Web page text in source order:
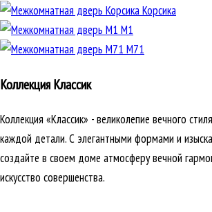
Корсика
М1
М71
Коллекция Классик
Коллекция «Классик» - великолепие вечного
каждой детали. С элегантными формами и
создайте в своем доме атмосферу вечной
искусство совершенства.